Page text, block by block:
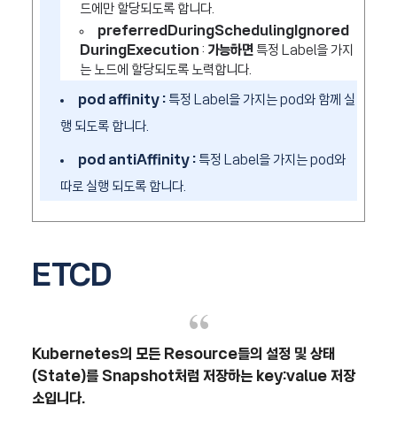
드에만 할당되도록 합니다.
preferredDuringSchedulingIgnored
DuringExecution : 가능하면 특정 Label을 가지
는 노드에 할당되도록 노력합니다.
pod affinity : 특정 Label을 가지는 pod와 함께 실
행 되도록 합니다.
pod antiAffinity : 특정 Label을 가지는 pod와
따로 실행 되도록 합니다.
ETCD
Kubernetes의 모든 Resource들의 설정 및 상태
(State)를 Snapshot처럼 저장하는 key:value 저장
소입니다.